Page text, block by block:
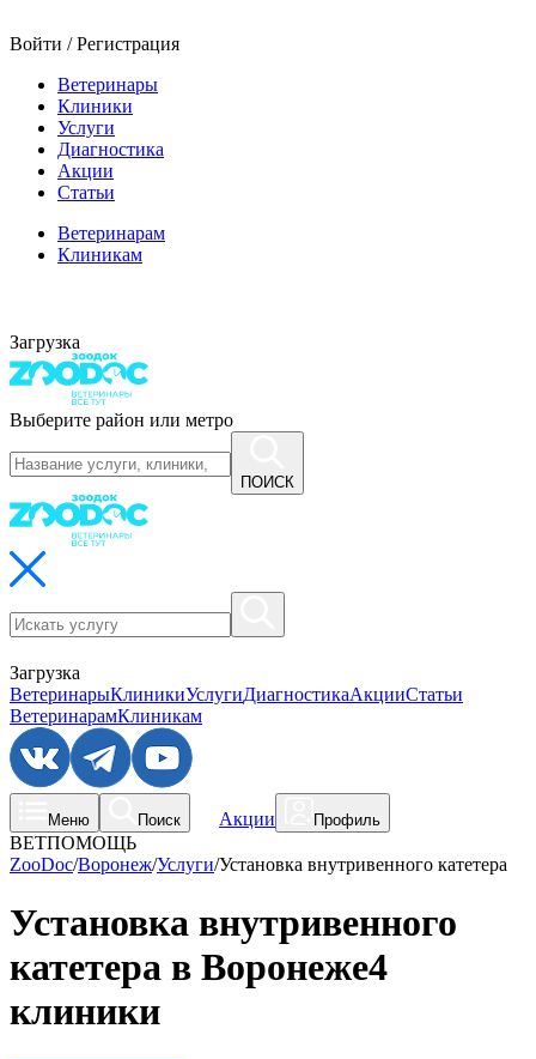
Войти / Регистрация
Ветеринары
Клиники
Услуги
Диагностика
Акции
Статьи
Ветеринарам
Клиникам
Загрузка
Выберите район или метро
ПОИСК
Загрузка
ВетеринарыКлиникиУслугиДиагностикаАкцииСтатьи
ВетеринарамКлиникам
Меню Поиск Акции Профиль
ВЕТПОМОЩЬ
ZooDoc/Воронеж/Услуги/Установка внутривенного катетера
Установка внутривенного
катетера в Воронеже4
клиники